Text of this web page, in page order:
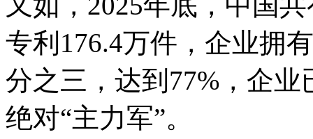
专利176.4万件，企业拥
分之三，达到77%，企
绝对“主力军”。